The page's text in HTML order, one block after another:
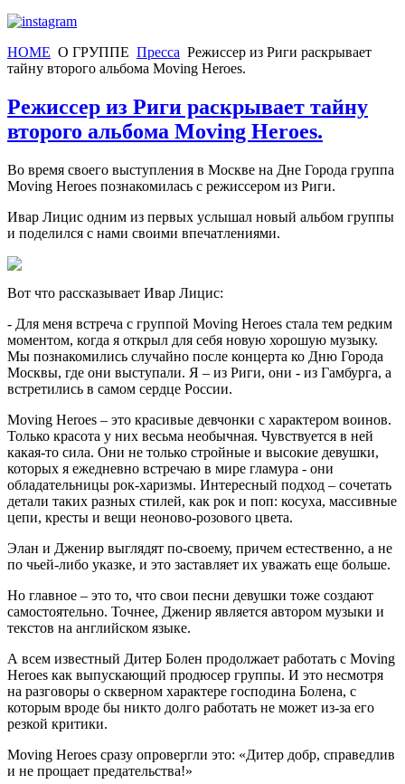
HOME О ГРУППЕ Пресса Режиссер из Риги раскрывает
тайну второго альбома Moving Heroes.
Режиссер из Риги раскрывает тайну
второго альбома Moving Heroes.
Во время своего выступления в Москве на Дне Города группа
Moving Heroes познакомилась с режиссером из Риги.
Ивар Лицис одним из первых услышал новый альбом группы
и поделился с нами своими впечатлениями.
Вот что рассказывает Ивар Лицис:
- Для меня встреча c группой Moving Heroes стала тем редким
моментом, когда я открыл для себя новую хорошую музыку.
Мы познакомились случайно после концерта ко Дню Города
Москвы, где они выступали. Я – из Риги, они - из Гамбурга, а
встретились в самом сердце России.
Moving Heroes – это красивые девчонки с характером воинов.
Только красота у них весьма необычная. Чувствуется в ней
какая-то сила. Они не только стройные и высокие девушки,
которых я ежедневно встречаю в мире гламура - они
обладательницы рок-харизмы. Интересный подход – сочетать
детали таких разных стилей, как рок и поп: косуха, массивные
цепи, кресты и вещи неоново-розового цвета.
Элан и Дженир выглядят по-своему, причем естественно, а не
по чьей-либо указке, и это заставляет их уважать еще больше.
Но главное – это то, что свои песни девушки тоже создают
самостоятельно. Точнее, Дженир является автором музыки и
текстов на английском языке.
А всем известный Дитер Болен продолжает работать с Moving
Heroes как выпускающий продюсер группы. И это несмотря
на разговоры о скверном характере господина Болена, с
которым вроде бы никто долго работать не может из-за его
резкой критики.
Moving Heroes сразу опровергли это: «Дитер добр, справедлив
и не прощает предательства!»